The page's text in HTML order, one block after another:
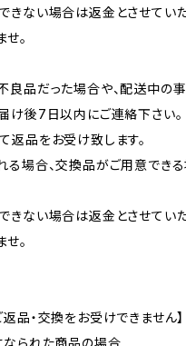
ない場合は返金とさせてい
。
良品だった場合や、配送中の
け後7日以内にご連絡下さい。
返品をお受け致します。
場合、交換品がご用意でき
ない場合は返金とさせてい
。
品・交換をお受けできません】